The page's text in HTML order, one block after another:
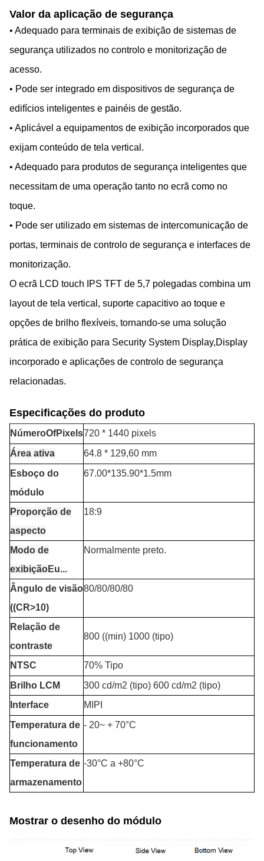
Valor da aplicação de segurança
• Adequado para terminais de exibição de sistemas de
segurança utilizados no controlo e monitorização de
acesso.
• Pode ser integrado em dispositivos de segurança de
edifícios inteligentes e painéis de gestão.
• Aplicável a equipamentos de exibição incorporados que
exijam conteúdo de tela vertical.
• Adequado para produtos de segurança inteligentes que
necessitam de uma operação tanto no ecrã como no
toque.
• Pode ser utilizado em sistemas de intercomunicação de
portas, terminais de controlo de segurança e interfaces de
monitorização.
O ecrã LCD touch IPS TFT de 5,7 polegadas combina um
layout de tela vertical, suporte capacitivo ao toque e
opções de brilho flexíveis, tornando-se uma solução
prática de exibição para Security System Display,Display
incorporado e aplicações de controlo de segurança
relacionadas.
Especificações do produto
NúmeroOfPixels720 * 1440 pixels
Área ativa
64.8 * 129,60 mm
Esboço do
módulo
67.00*135.90*1.5mm
Proporção de
aspecto
18:9
Modo de
exibiçãoEu...
Normalmente preto.
Ângulo de visão
((CR>10)
80/80/80/80
Relação de
contraste
800 ((min) 1000 (tipo)
NTSC
70% Tipo
Brilho LCM
300 cd/m2 (tipo) 600 cd/m2 (tipo)
Interface
MIPI
Temperatura de
funcionamento
- 20~ + 70°C
Temperatura de
armazenamento
-30°C a +80°C
Mostrar o desenho do módulo